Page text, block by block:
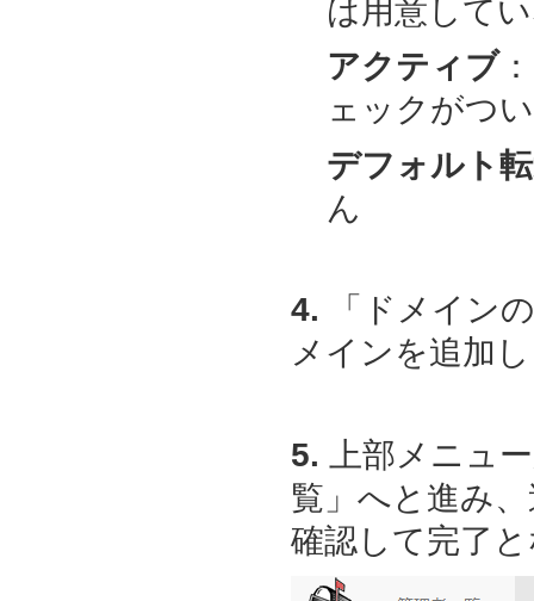
は用意して
アクティブ
ェックがつ
デフォルト
ん
4. 「ドメイン
メインを追加
5. 上部メニュ
覧」へと進み
確認して完了